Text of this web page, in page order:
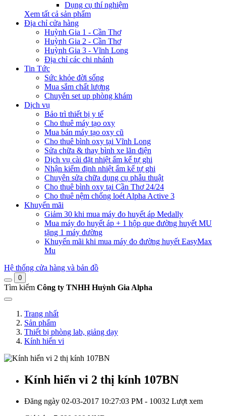
Dụng cụ thí nghiệm
Xem tất cả sản phẩm
Địa chỉ cửa hàng
Huỳnh Gia 1 - Cần Thơ
Huỳnh Gia 2 - Cần Thơ
Huỳnh Gia 3 - Vĩnh Long
Địa chỉ các chi nhánh
Tin Tức
Sức khỏe đời sống
Mua sắm chất lượng
Chuyên set up phòng khám
Dịch vụ
Bảo trì thiết bị y tế
Cho thuê máy tạo oxy
Mua bán máy tạo oxy cũ
Cho thuê bình oxy tại Vĩnh Long
Sửa chữa & thay bình xe lăn điện
Dịch vụ cài đặt nhiệt ẩm kế tự ghi
Nhận kiểm định nhiệt ẩm kế tự ghi
Chuyên sửa chữa dụng cụ phẫu thuật
Cho thuê bình oxy tại Cần Thơ 24/24
Cho thuê nệm chống loét Alpha Active 3
Khuyến mãi
Giảm 30 khi mua máy đo huyết áp Medally
Mua máy đo huyết áp + 1 hộp que đường huyết MU
tặng 1 máy đường
Khuyến mãi khi mua máy đo đường huyết EasyMax
Mu
Hệ thống cửa hàng và bản đồ
0
Tìm kiếm Công ty TNHH Huỳnh Gia Alpha
Trang nhất
Sản phẩm
Thiết bị phòng lab, giảng dạy
Kính hiển vi
Kính hiển vi 2 thị kính 107BN
Đăng ngày 02-03-2017 10:27:03 PM - 10032 Lượt xem